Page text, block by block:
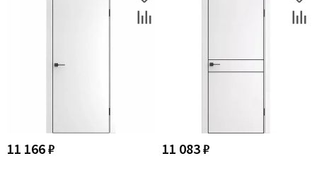
11 166 ₽ 11 083 ₽